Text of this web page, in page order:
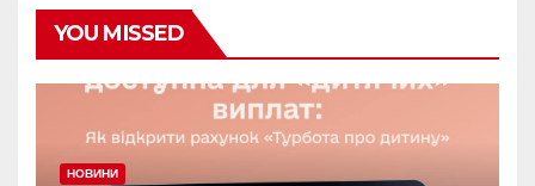
YOU MISSED
НОВИНИ